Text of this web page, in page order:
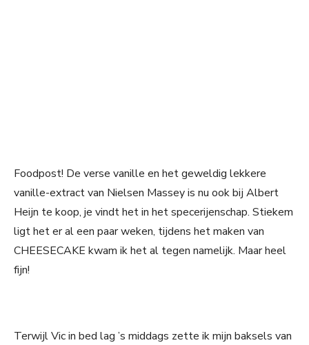
Foodpost! De verse vanille en het geweldig lekkere
vanille-extract van Nielsen Massey is nu ook bij Albert
Heijn te koop, je vindt het in het specerijenschap. Stiekem
ligt het er al een paar weken, tijdens het maken van
CHEESECAKE kwam ik het al tegen namelijk. Maar heel
fijn!
Terwijl Vic in bed lag ’s middags zette ik mijn baksels van